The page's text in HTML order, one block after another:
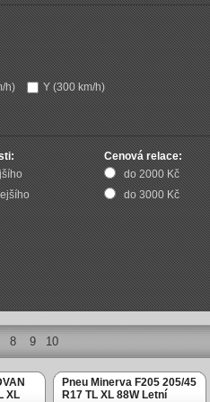
h) Y (300 km/h)
Cenová relace:
do 2000 Kč
do 3000 Kč
8 9 10
XL
Pneu Minerva F205 205/45
R17 TL XL 88W Letní